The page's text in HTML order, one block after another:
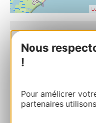
Nous
!
Pour améliorer
partenaires
19 avenue
Calcola il tuo